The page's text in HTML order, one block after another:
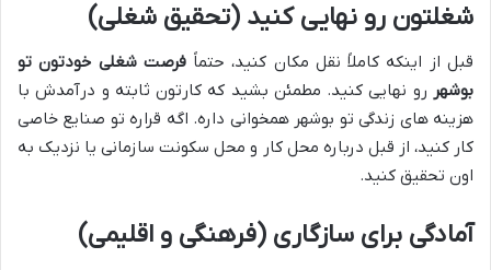
شغلتون رو نهایی کنید (تحقیق شغلی)
قبل از اینکه کاملاً نقل مکان کنید، حتماًفرصت شغلی خودتون تو
بوشهر رو نهایی کنید. مطمئن بشید که کارتون ثابته و درآمدش با
هزینه های زندگی تو بوشهر همخوانی داره. اگه قراره تو صنایع خاصی
کار کنید، از قبل درباره محل کار و محل سکونت سازمانی یا نزدیک به
اون تحقیق کنید.
آمادگی برای سازگاری (فرهنگی و اقلیمی)